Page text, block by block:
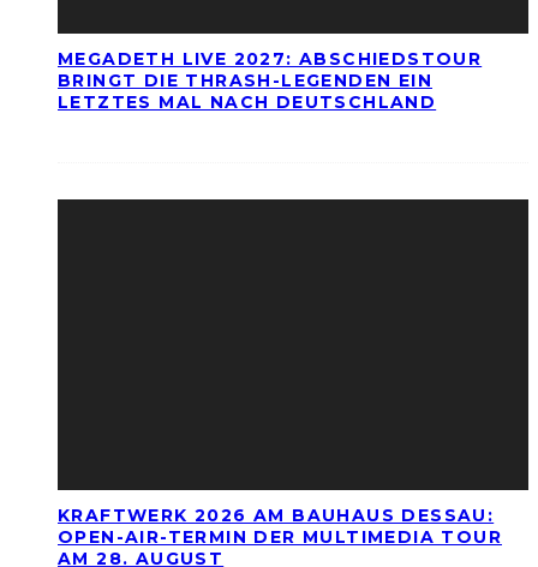
MEGADETH LIVE 2027: ABSCHIEDSTOUR
BRINGT DIE THRASH-LEGENDEN EIN
LETZTES MAL NACH DEUTSCHLAND
KRAFTWERK 2026 AM BAUHAUS DESSAU:
OPEN-AIR-TERMIN DER MULTIMEDIA TOUR
AM 28. AUGUST